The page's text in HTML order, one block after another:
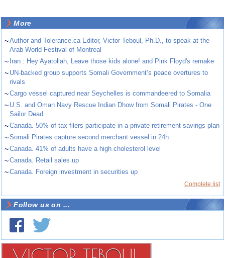
More
~Author and Tolerance.ca Editor, Victor Teboul, Ph.D., to speak at the
Arab World Festival of Montreal
~ Iran : Hey Ayatollah, Leave those kids alone! and Pink Floyd's remake
~ UN-backed group supports Somali Government’s peace overtures to
rivals
~Cargo vessel captured near Seychelles is commandeered to Somalia
~ U.S. and Oman Navy Rescue Indian Dhow from Somali Pirates - One
Sailor Dead
~Canada. 50% of tax filers participate in a private retirement savings plan
~Somali Pirates capture second merchant vessel in 24h
~Canada. 41% of adults have a high cholesterol level
~Canada. Retail sales up
~Canada. Foreign investment in securities up
Complete list
Follow us on ...